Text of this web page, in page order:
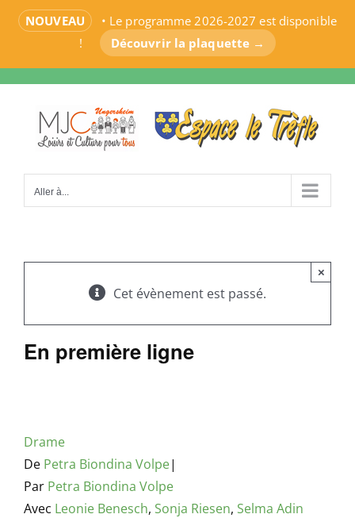
NOUVEAU
• Le programme 2026-2027 est disponible
!
Découvrir la plaquette →
contenu
Aller à...
Cet évènement est passé.
×
En première ligne
Drame
De Petra Biondina Volpe|
Par Petra Biondina Volpe
Avec Leonie Benesch, Sonja Riesen, Selma Adin